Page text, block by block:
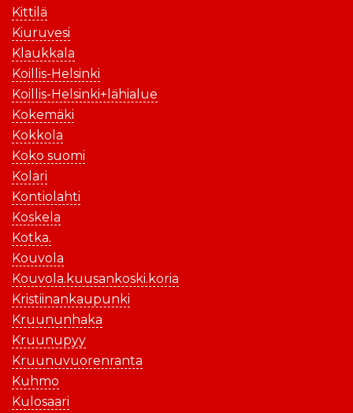
Kittilä
Kiuruvesi
Klaukkala
Koillis-Helsinki
Koillis-Helsinki+lähialue
Kokemäki
Kokkola
Koko suomi
Kolari
Kontiolahti
Koskela
Kotka.
Kouvola
Kouvola.kuusankoski.koria
Kristiinankaupunki
Kruununhaka
Kruunupyy
Kruunuvuorenranta
Kuhmo
Kulosaari